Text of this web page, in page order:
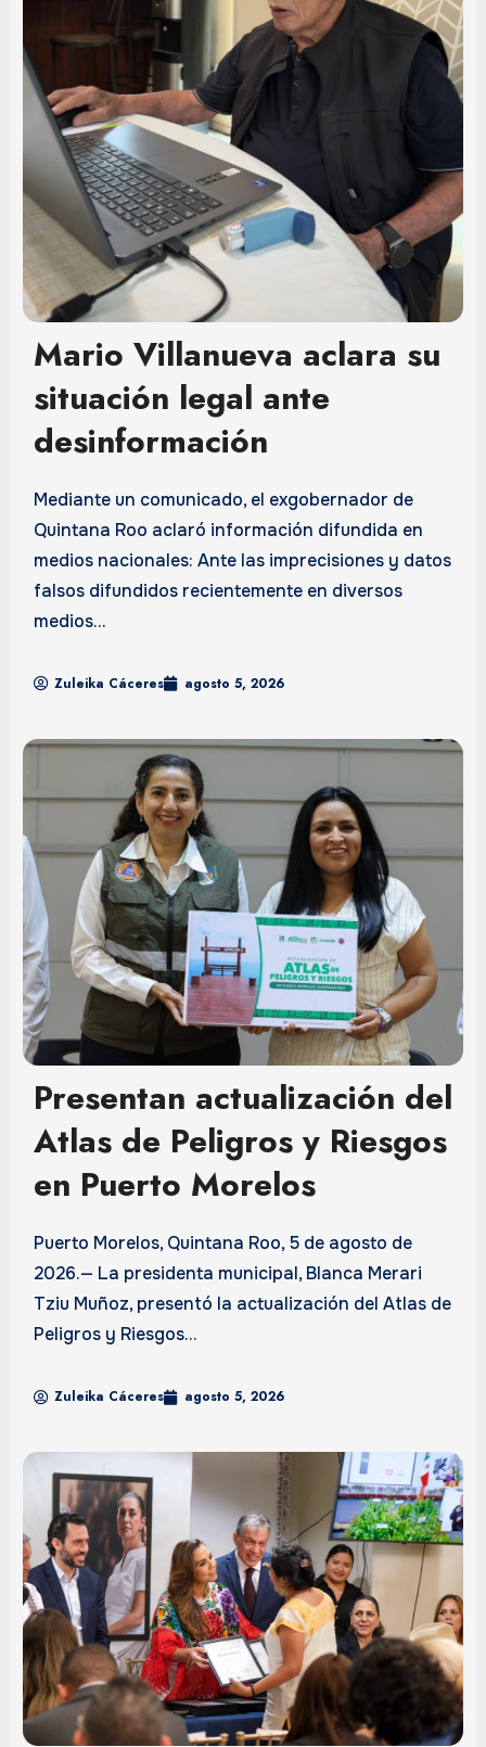
Mario Villanueva aclara su
situación legal ante
desinformación
Mediante un comunicado, el exgobernador de
Quintana Roo aclaró información difundida en
medios nacionales: Ante las imprecisiones y datos
falsos difundidos recientemente en diversos
medios...
Zuleika Cáceres agosto 5, 2026
Presentan actualización del
Atlas de Peligros y Riesgos
en Puerto Morelos
Puerto Morelos, Quintana Roo, 5 de agosto de
2026.— La presidenta municipal, Blanca Merari
Tziu Muñoz, presentó la actualización del Atlas de
Peligros y Riesgos...
Zuleika Cáceres agosto 5, 2026